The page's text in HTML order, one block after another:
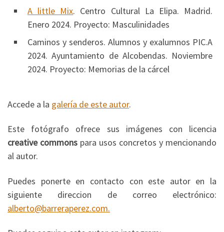
A little Mix. Centro Cultural La Elipa. Madrid.
Enero 2024. Proyecto: Masculinidades
Caminos y senderos. Alumnos y exalumnos PIC.A
2024. Ayuntamiento de Alcobendas. Noviembre
2024. Proyecto: Memorias de la cárcel
Accede a la galería de este autor.
Este fotógrafo ofrece sus imágenes con licencia
creative commons para usos concretos y mencionando
al autor.
Puedes ponerte en contacto con este autor en la
siguiente direccion de correo electrónico:
alberto@barreraperez.com.